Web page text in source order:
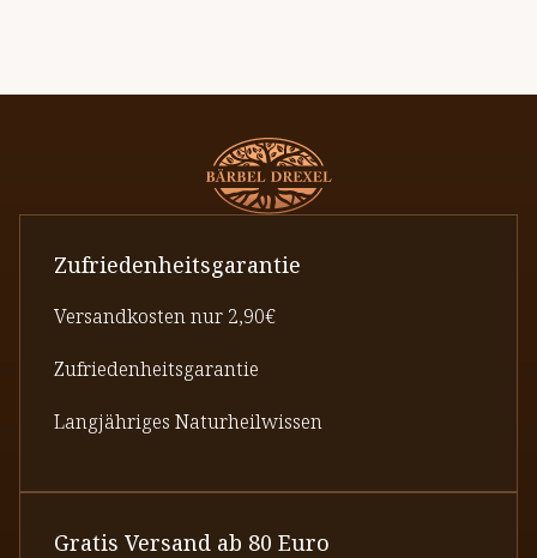
Zufriedenheitsgarantie
Versandkosten nur 2,90€
Zufriedenheitsgarantie
Langjähriges Naturheilwissen
Gratis Versand ab 80 Euro